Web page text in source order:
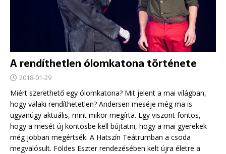
A rendíthetlen ólomkatona története
2018-01-29
Miért szerethető egy ólomkatona? Mit jelent a mai világban,
hogy valaki rendíthetetlen? Andersen meséje még ma is
ugyanúgy aktuális, mint mikor megírta. Egy viszont fontos,
hogy a mesét új köntösbe kell bújtatni, hogy a mai gyerekek
még jobban megértsék. A Hatszín Teátrumban a csoda
megvalósult. Földes Eszter rendezésében kelt újra életre a